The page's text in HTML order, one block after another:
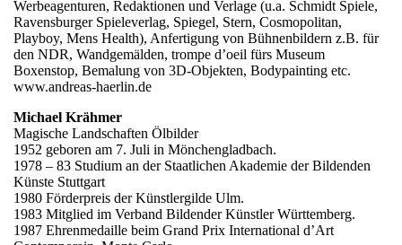
Werbeagenturen, Redaktionen und Verlage (u.a. Schmidt Spiele,
Ravensburger Spieleverlag, Spiegel, Stern, Cosmopolitan,
Playboy, Mens Health), Anfertigung von Bühnenbildern z.B. für
den NDR, Wandgemälden, trompe d’oeil fürs Museum
Boxenstop, Bemalung von 3D-Objekten, Bodypainting etc.
www.andreas-haerlin.de
Michael Krähmer
Magische Landschaften Ölbilder
1952 geboren am 7. Juli in Mönchengladbach.
1978 – 83 Studium an der Staatlichen Akademie der Bildenden
Künste Stuttgart
1980 Förderpreis der Künstlergilde Ulm.
1983 Mitglied im Verband Bildender Künstler Württemberg.
1987 Ehrenmedaille beim Grand Prix International d’Art